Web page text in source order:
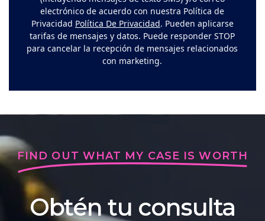
electrónico de acuerdo con nuestra Política de
Privacidad Política De Privacidad. Pueden aplicarse
tarifas de mensajes y datos. Puede responder STOP
para cancelar la recepción de mensajes relacionados
con marketing.
FIND OUT WHAT MY CASE IS WORTH
Obtén tu consulta